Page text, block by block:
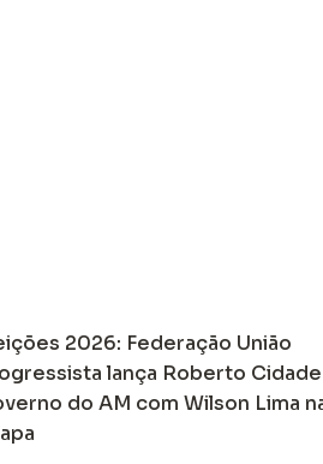
2026: Federação União
lança Roberto
do AM com Wilson Lima